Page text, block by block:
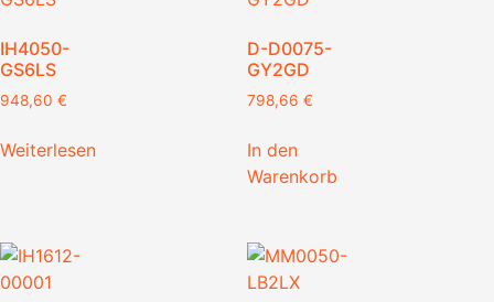
IH4050-
GS6LS
948,60 €
Weiterlesen
D-D0075-
GY2GD
798,66 €
In den
Warenkorb